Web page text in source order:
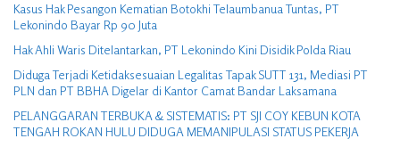
Kasus Hak Pesangon Kematian Botokhi Telaumbanua Tuntas, PT
Lekonindo Bayar Rp 90 Juta
Hak Ahli Waris Ditelantarkan, PT Lekonindo Kini Disidik Polda Riau
Diduga Terjadi Ketidaksesuaian Legalitas Tapak SUTT 131, Mediasi PT
PLN dan PT BBHA Digelar di Kantor Camat Bandar Laksamana
PELANGGARAN TERBUKA & SISTEMATIS: PT SJI COY KEBUN KOTA
TENGAH ROKAN HULU DIDUGA MEMANIPULASI STATUS PEKERJA